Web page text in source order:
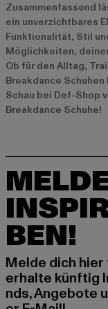
Zusammenfassend
ein unverzichtbares
Funktionalität, Stil
Möglichkeiten,
Ob für den Alltag,
Breakdance
Schau bei Def-Shop
Breakdance Schuhe!
BEN!
Melde dich
erhalte künftig
nds, Angebote